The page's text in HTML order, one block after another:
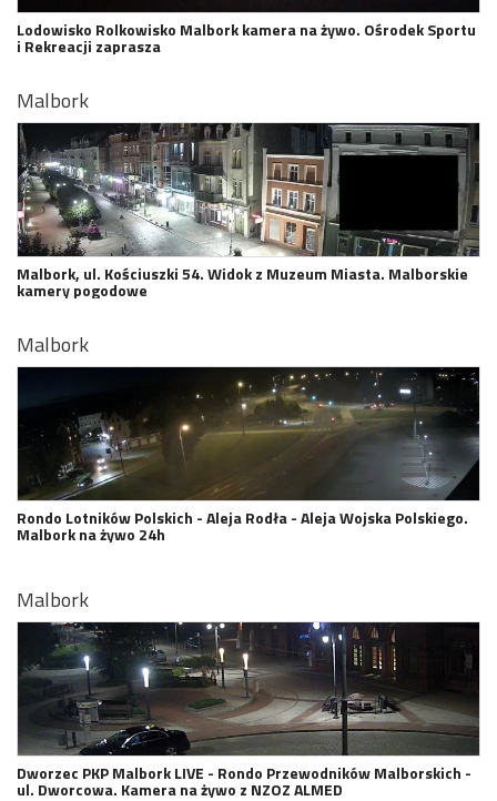
Lodowisko Rolkowisko Malbork kamera na żywo. Ośrodek Sportu
i Rekreacji zaprasza
Malbork
Malbork, ul. Kościuszki 54. Widok z Muzeum Miasta. Malborskie
kamery pogodowe
Malbork
Rondo Lotników Polskich - Aleja Rodła - Aleja Wojska Polskiego.
Malbork na żywo 24h
Malbork
Dworzec PKP Malbork LIVE - Rondo Przewodników Malborskich -
ul. Dworcowa. Kamera na żywo z NZOZ ALMED